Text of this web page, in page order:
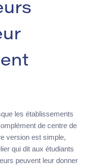
les établissements
de centre de
version est simple,
qui dit aux étudiants
peuvent leur donner